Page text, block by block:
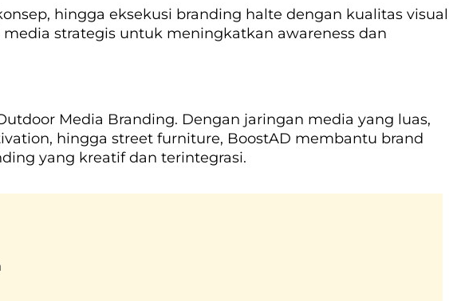
hingga eksekusi branding halte dengan kualitas visual
strategis untuk meningkatkan awareness dan
Media Branding. Dengan jaringan media yang luas,
hingga street furniture, BoostAD membantu brand
yang kreatif dan terintegrasi.